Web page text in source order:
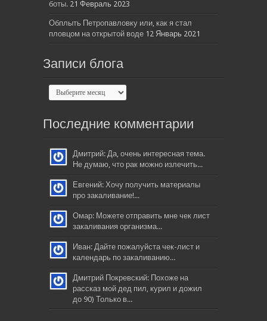
боты. 21 Февраль 2023
Обплыть Петропавловку или, как я стал
пловцом на открытой воде 12 Январь 2021
Записи блога
Последние комментарии
Дмитрий: Да, очень интересная тема.
Не думаю, что рак можно излечить...
Евгений: Хочу получить материалы
про закаливание!...
Омар: Можете отправить мне чек лист
закаливания организма...
Иван: Дайте пожалуйста чек-лист и
календарь по закаливанию...
Дмитрий Покревский: Похоже на
рассказ мой дед пил, курил и дожил
до 90) Только в...